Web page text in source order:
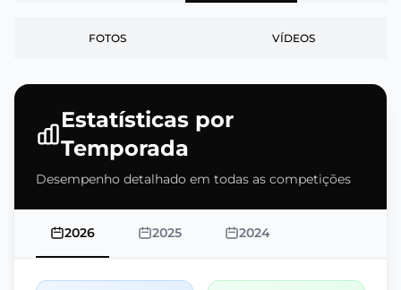
FOTOS VÍDEOS
Estatísticas por
Temporada
Desempenho detalhado em todas as competições
2026 2025 2024